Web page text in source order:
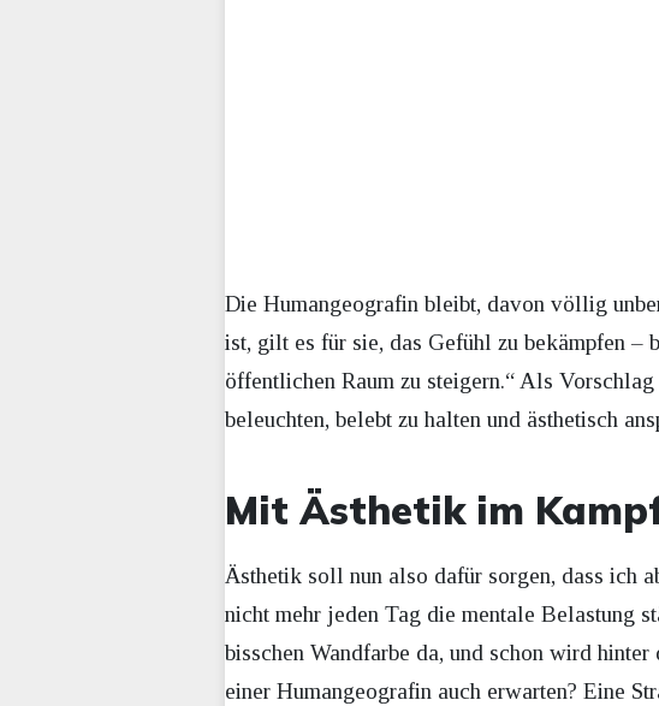
Die Humangeografin bleibt, davon völlig
ist, gilt es für sie, das Gefühl zu bekämpfen –
öffentlichen Raum zu steigern.“ Als
beleuchten, belebt zu halten und ästhetisch
Mit Ästhetik im
Ästhetik soll nun also dafür sorgen, dass ich
nicht mehr jeden Tag die mentale Belastung
bisschen Wandfarbe da, und schon wird
einer Humangeografin auch erwarten? Eine